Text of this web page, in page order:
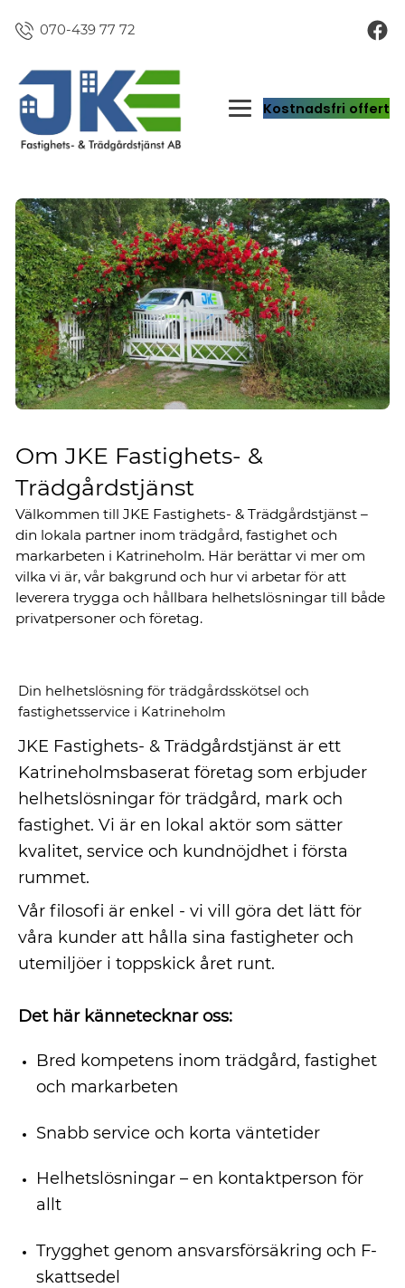
070-439 77 72
Kostnadsfri offert
Om JKE Fastighets- &
Trädgårdstjänst
Välkommen till JKE Fastighets- & Trädgårdstjänst –
din lokala partner inom trädgård, fastighet och
markarbeten i Katrineholm. Här berättar vi mer om
vilka vi är, vår bakgrund och hur vi arbetar för att
leverera trygga och hållbara helhetslösningar till både
privatpersoner och företag.
Din helhetslösning för trädgårdsskötsel och
fastighetsservice i Katrineholm
JKE Fastighets- & Trädgårdstjänst är ett
Katrineholmsbaserat företag som erbjuder
helhetslösningar för trädgård, mark och
fastighet. Vi är en lokal aktör som sätter
kvalitet, service och kundnöjdhet i första
rummet.
Vår filosofi är enkel - vi vill göra det lätt för
våra kunder att hålla sina fastigheter och
utemiljöer i toppskick året runt.
Det här kännetecknar oss:
Bred kompetens inom trädgård, fastighet
och markarbeten
Snabb service och korta väntetider
Helhetslösningar – en kontaktperson för
allt
Trygghet genom ansvarsförsäkring och F-
skattsedel